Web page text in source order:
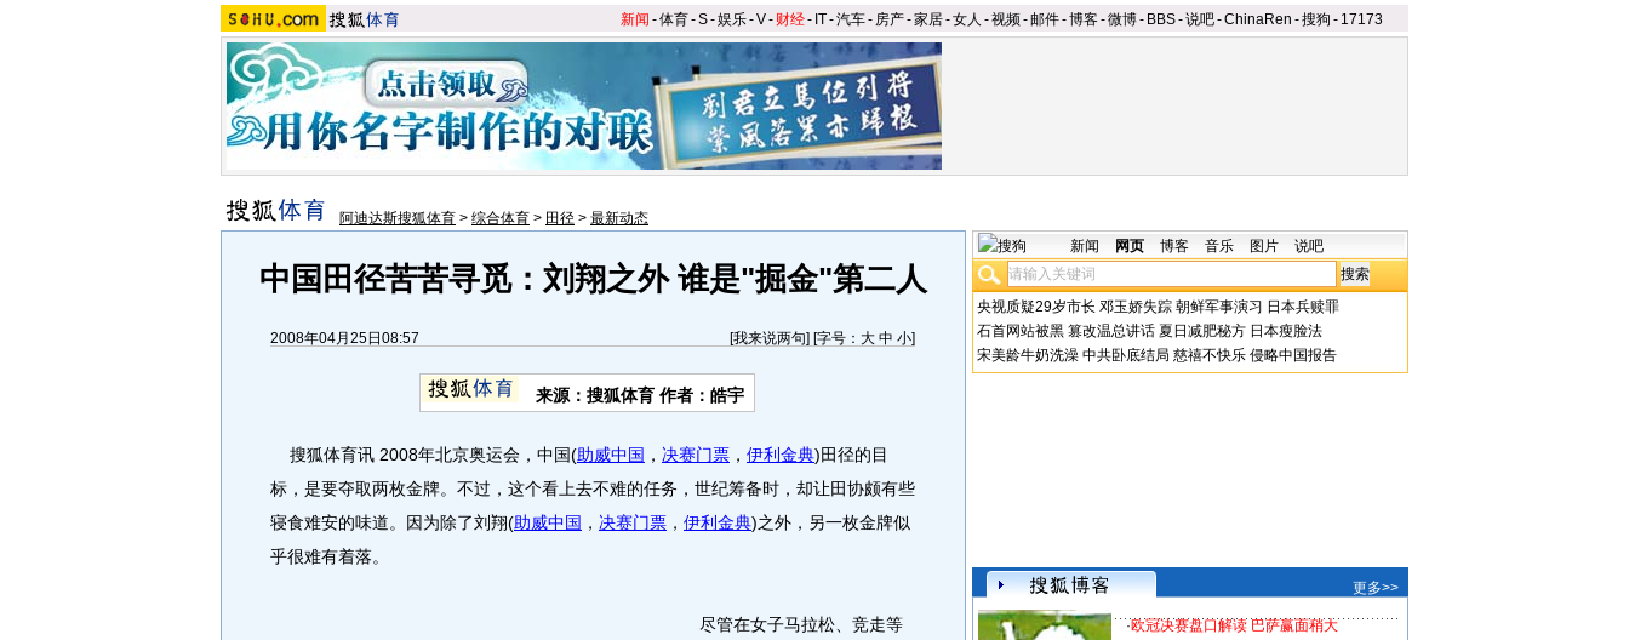
新闻 -体育-S-娱乐-V- 财经- IT-汽车- 房产-家居-女人 -视频-邮件-博客-微博- BBS-说吧-ChinaRen -搜狗 - 17173
阿迪达斯搜狐体育 > 综合体育 > 田径 > 最新动态
中国田径苦苦寻觅：刘翔之外 谁是"掘金"第二人
2008年04月25日08:57 [我来说两句] [字号： 大 中 小]
来源：搜狐体育 作者：皓宇
搜狐体育讯 2008年北京奥运会，中国(助威中国 ， 决赛门票 ， 伊利金典)田径的目
标，是要夺取两枚金牌。不过，这个看上去不难的任务，世纪筹备时，却让田协颇有些
寝食难安的味道。因为除了刘翔(助威中国 ， 决赛门票 ， 伊利金典)之外，另一枚金牌似
乎很难有着落。
尽管在女子马拉松、竞走等
新闻 网页 博客 音乐 图片 说吧
央视质疑29岁市长 邓玉娇失踪 朝鲜军事演习 日本兵赎罪
石首网站被黑 篡改温总讲话 夏日减肥秘方 日本瘦脸法
宋美龄牛奶洗澡 中共卧底结局 慈禧不快乐 侵略中国报告
更多>>
·欧冠决赛盘口解读 巴萨赢面稍大